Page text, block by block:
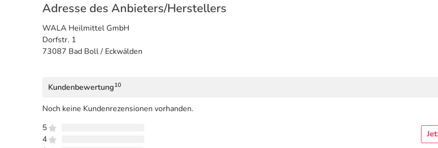
Adresse des Anbieters/Herstellers
WALA Heilmittel GmbH
Dorfstr. 1
73087 Bad Boll / Eckwälden
Kundenbewertung10
Noch keine Kundenrezensionen vorhanden.
5
4